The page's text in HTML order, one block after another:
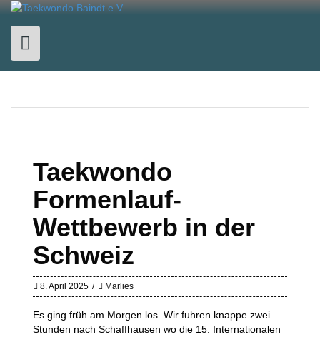
Skip
content
Taekwondo
Formenlauf-
Wettbewerb in der
Schweiz
8. April 2025 Marlies
Es ging früh am Morgen los. Wir fuhren knappe zwei
Stunden nach Schaffhausen wo die 15. Internationalen